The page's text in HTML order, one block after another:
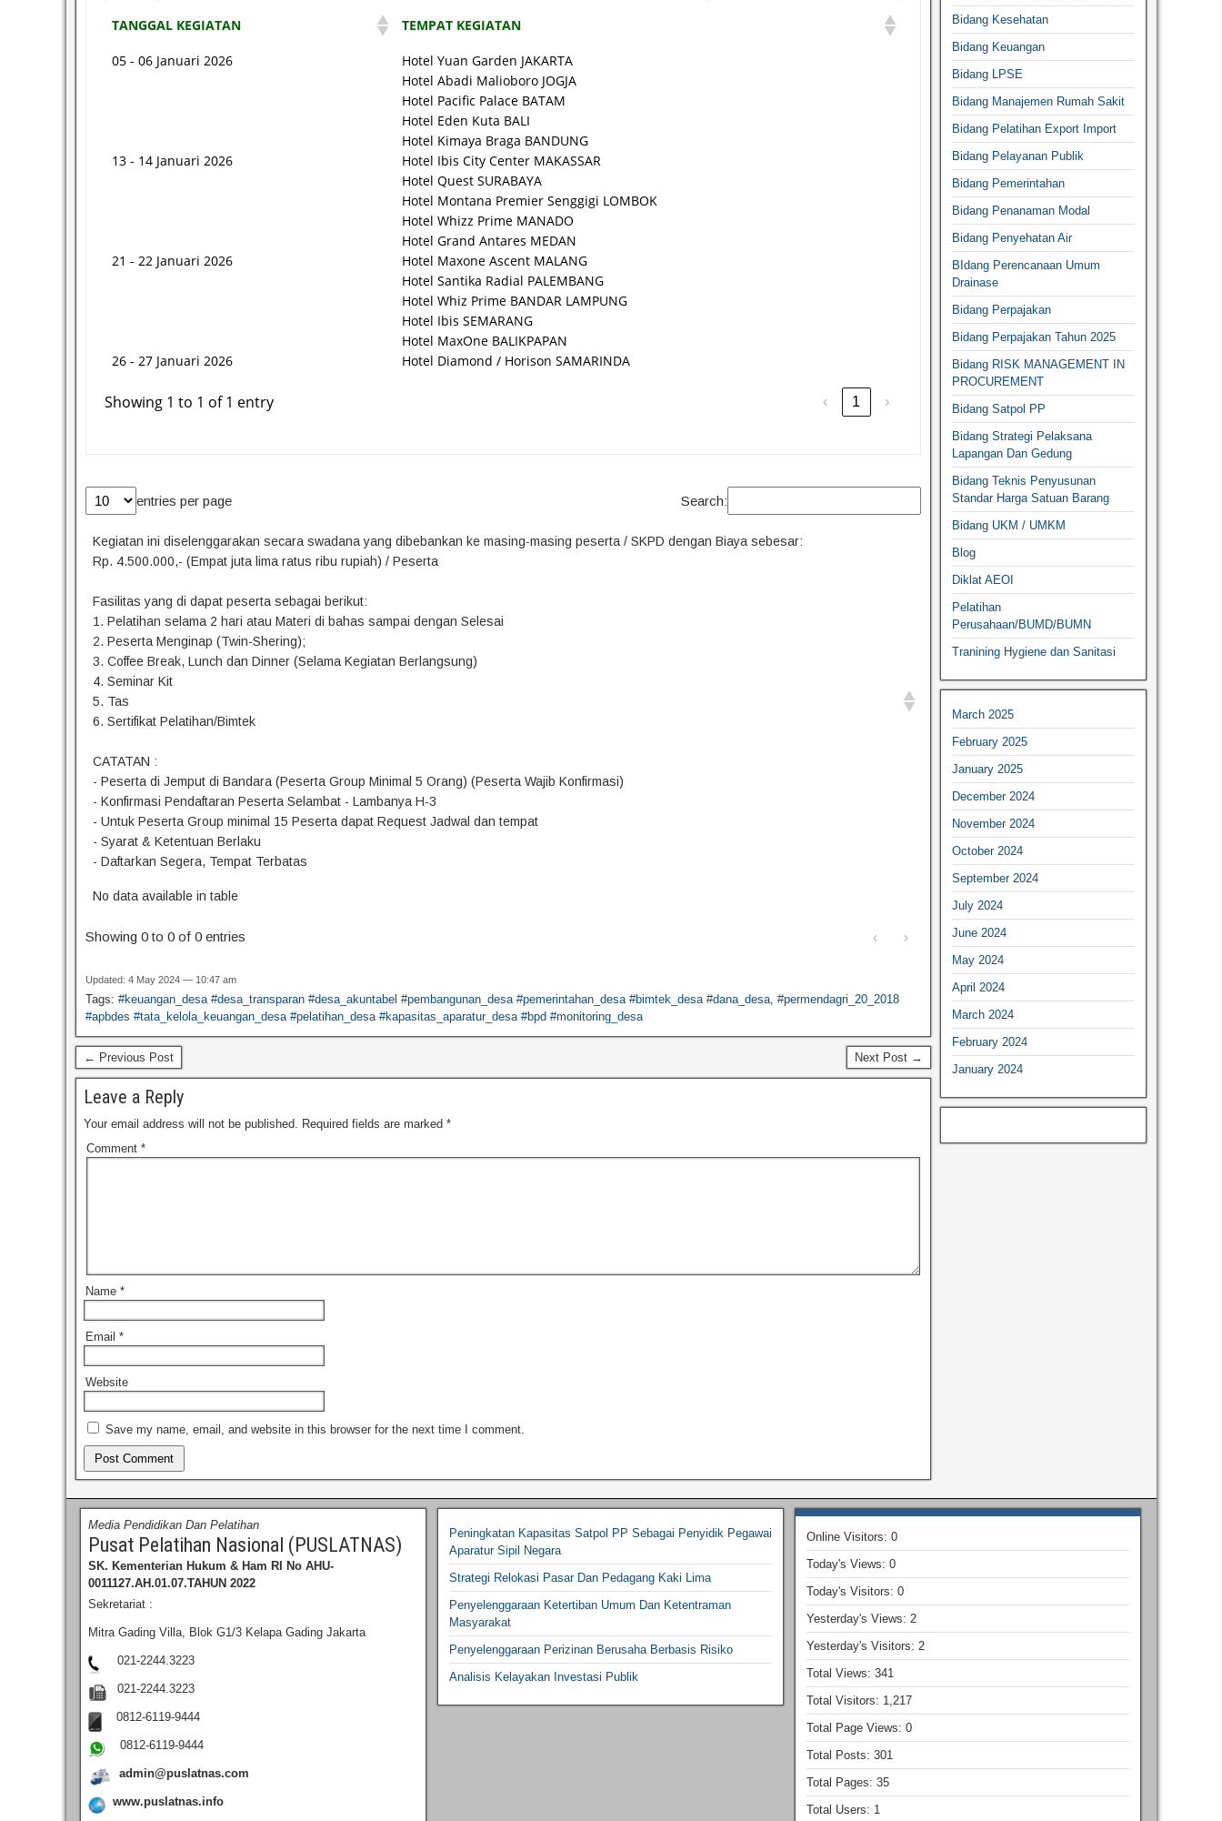
TANGGAL KEGIATAN TEMPAT KEGIATAN
05 - 06 Januari 2026
13 - 14 Januari 2026
21 - 22 Januari 2026
26 - 27 Januari 2026
Hotel Yuan Garden JAKARTA
Hotel Abadi Malioboro JOGJA
Hotel Pacific Palace BATAM
Hotel Eden Kuta BALI
Hotel Kimaya Braga BANDUNG
Hotel Ibis City Center MAKASSAR
Hotel Quest SURABAYA
Hotel Montana Premier Senggigi LOMBOK
Hotel Whizz Prime MANADO
Hotel Grand Antares MEDAN
Hotel Maxone Ascent MALANG
Hotel Santika Radial PALEMBANG
Hotel Whiz Prime BANDAR LAMPUNG
Hotel Ibis SEMARANG
Hotel MaxOne BALIKPAPAN
Hotel Diamond / Horison SAMARINDA
Showing 1 to 1 of 1 entry ‹ 1 ›
entries per page Search:
Kegiatan ini diselenggarakan secara swadana yang dibebankan ke masing-masing peserta / SKPD dengan Biaya sebesar:
Rp. 4.500.000,- (Empat juta lima ratus ribu rupiah) / Peserta
Fasilitas yang di dapat peserta sebagai berikut:
1. Pelatihan selama 2 hari atau Materi di bahas sampai dengan Selesai
2. Peserta Menginap (Twin-Shering);
3. Coffee Break, Lunch dan Dinner (Selama Kegiatan Berlangsung)
4. Seminar Kit
5. Tas
6. Sertifikat Pelatihan/Bimtek
CATATAN :
- Peserta di Jemput di Bandara (Peserta Group Minimal 5 Orang) (Peserta Wajib Konfirmasi)
- Konfirmasi Pendaftaran Peserta Selambat - Lambanya H-3
- Untuk Peserta Group minimal 15 Peserta dapat Request Jadwal dan tempat
- Syarat & Ketentuan Berlaku
- Daftarkan Segera, Tempat Terbatas
No data available in table
Showing 0 to 0 of 0 entries ‹ ›
Updated: 4 May 2024 — 10:47 am
Tags: #keuangan_desa #desa_transparan #desa_akuntabel #pembangunan_desa #pemerintahan_desa #bimtek_desa #dana_desa, #permendagri_20_2018
#apbdes #tata_kelola_keuangan_desa #pelatihan_desa #kapasitas_aparatur_desa #bpd #monitoring_desa
← Previous Post Next Post →
Leave a Reply
Your email address will not be published. Required fields are marked *
Comment *
Name *
Email *
Website
Save my name, email, and website in this browser for the next time I comment.
Bidang Kesehatan
Bidang Keuangan
Bidang LPSE
Bidang Manajemen Rumah Sakit
Bidang Pelatihan Export Import
Bidang Pelayanan Publik
Bidang Pemerintahan
Bidang Penanaman Modal
Bidang Penyehatan Air
BIdang Perencanaan Umum
Drainase
Bidang Perpajakan
Bidang Perpajakan Tahun 2025
Bidang RISK MANAGEMENT IN
PROCUREMENT
Bidang Satpol PP
Bidang Strategi Pelaksana
Lapangan Dan Gedung
Bidang Teknis Penyusunan
Standar Harga Satuan Barang
Bidang UKM / UMKM
Blog
Diklat AEOI
Pelatihan
Perusahaan/BUMD/BUMN
Tranining Hygiene dan Sanitasi
March 2025
February 2025
January 2025
December 2024
November 2024
October 2024
September 2024
July 2024
June 2024
May 2024
April 2024
March 2024
February 2024
January 2024
Media Pendidikan Dan Pelatihan
Pusat Pelatihan Nasional (PUSLATNAS)
SK. Kementerian Hukum & Ham RI
No AHU-
0011127.AH.01.07.TAHUN 2022
Sekretariat :
Mitra Gading Villa, Blok G1/3 Kelapa Gading Jakarta
021-2244.3223
021-2244.3223
0812-6119-9444
0812-6119-9444
admin@puslatnas.com
www.puslatnas.info
Peningkatan Kapasitas Satpol PP Sebagai Penyidik Pegawai
Aparatur Sipil Negara
Strategi Relokasi Pasar Dan Pedagang Kaki Lima
Penyelenggaraan Ketertiban Umum Dan Ketentraman
Masyarakat
Penyelenggaraan Perizinan Berusaha Berbasis Risiko
Analisis Kelayakan Investasi Publik
Online Visitors:0
Today's Views:0
Today's Visitors:0
Yesterday's Views:2
Yesterday's Visitors:2
Total Views:341
Total Visitors: 1,217
Total Page Views:0
Total Posts:301
Total Pages:35
Total Users: 1